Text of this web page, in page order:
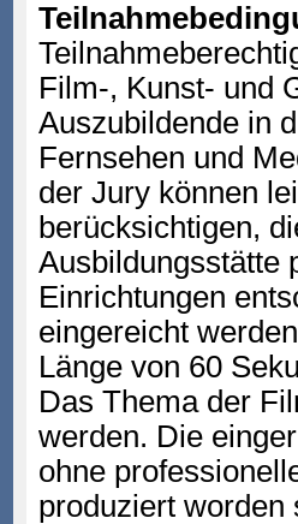
Film-, Kunst- und
Auszubildende in
Fernsehen und
der Jury können
berücksichtigen,
Ausbildungsstätte
Einrichtungen
eingereicht
Länge von 60
Das Thema der
werden. Die
ohne
produziert worden